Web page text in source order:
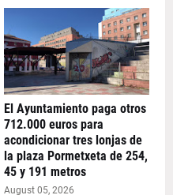
El Ayuntamiento paga otros
712.000 euros para
acondicionar tres lonjas de
la plaza Pormetxeta de 254,
45 y 191 metros
August 05, 2026